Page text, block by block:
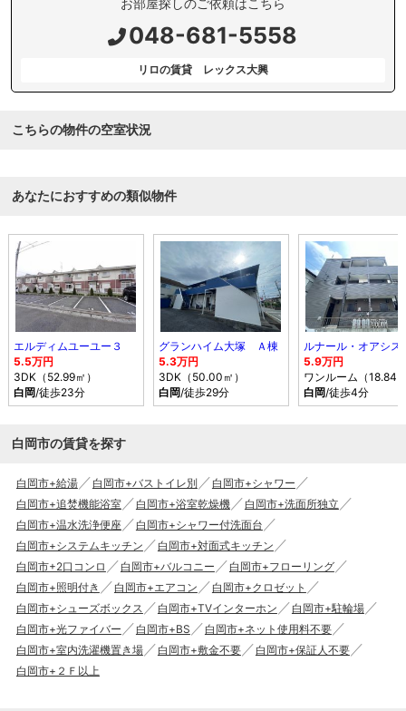
お部屋探しのご依頼はこちら
048-681-5558
リロの賃貸 レックス大興
こちらの物件の空室状況
あなたにおすすめの類似物件
エルディムユーユー３
5.5万円
3DK（52.99㎡）
白岡/徒歩23分
グランハイム大塚 Ａ棟
5.3万円
3DK（50.00㎡）
白岡/徒歩29分
ルナール・オアシス
5.9万円
ワンルーム（18.84
白岡/徒歩4分
白岡市の賃貸を探す
白岡市+給湯 白岡市+バストイレ別
白岡市+シャワー
白岡市+追焚機能浴室
白岡市+浴室乾燥機
白岡市+洗面所独立
白岡市+温水洗浄便座
白岡市+シャワー付洗面台
白岡市+システムキッチン
白岡市+対面式キッチン
白岡市+2口コンロ
白岡市+バルコニー
白岡市+フローリング
白岡市+照明付き
白岡市+エアコン
白岡市+クロゼット
白岡市+シューズボックス
白岡市+TVインターホン
白岡市+駐輪場
白岡市+光ファイバー
白岡市+BS
白岡市+ネット使用料不要
白岡市+室内洗濯機置き場
白岡市+敷金不要
白岡市+保証人不要
白岡市+２Ｆ以上